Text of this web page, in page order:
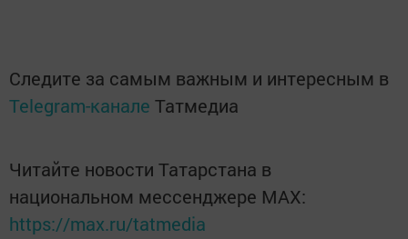
Следите за самым важным и интересным в
Telegram-канале Татмедиа
Читайте новости Татарстана в
национальном мессенджере MАХ:
https://max.ru/tatmedia